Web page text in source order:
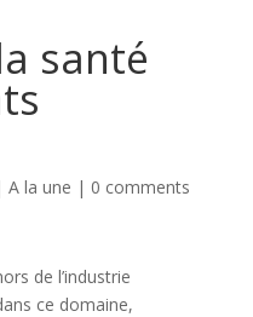
santé
A la une | 0 comments
de l’industrie
ce domaine,